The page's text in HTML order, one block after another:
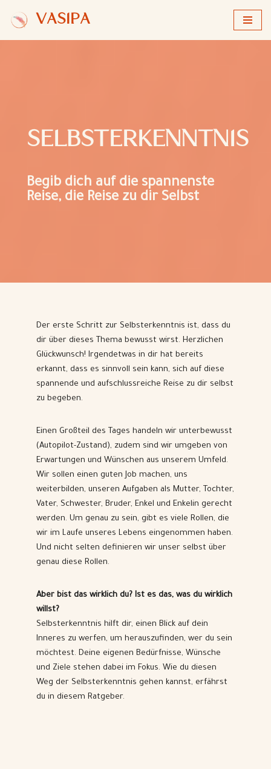
VASIPA
SELBSTERKENNTNIS
Begib dich auf die spannenste
Reise, die Reise zu dir Selbst
Der erste Schritt zur Selbsterkenntnis ist, dass du
dir über dieses Thema bewusst wirst. Herzlichen
Glückwunsch! Irgendetwas in dir hat bereits
erkannt, dass es sinnvoll sein kann, sich auf diese
spannende und aufschlussreiche Reise zu dir selbst
zu begeben.
Einen Großteil des Tages handeln wir unterbewusst
(Autopilot-Zustand), zudem sind wir umgeben von
Erwartungen und Wünschen aus unserem Umfeld.
Wir sollen einen guten Job machen, uns
weiterbilden, unseren Aufgaben als Mutter, Tochter,
Vater, Schwester, Bruder, Enkel und Enkelin gerecht
werden. Um genau zu sein, gibt es viele Rollen, die
wir im Laufe unseres Lebens eingenommen haben.
Und nicht selten definieren wir unser selbst über
genau diese Rollen.
Aber bist das wirklich du? Ist es das, was du wirklich
willst?
Selbsterkenntnis hilft dir, einen Blick auf dein
Inneres zu werfen, um herauszufinden, wer du sein
möchtest. Deine eigenen Bedürfnisse, Wünsche
und Ziele stehen dabei im Fokus. Wie du diesen
Weg der Selbsterkenntnis gehen kannst, erfährst
du in diesem Ratgeber.